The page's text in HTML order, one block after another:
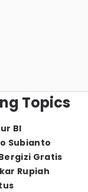
Topics
BI
Subianto
Gratis
Rupiah